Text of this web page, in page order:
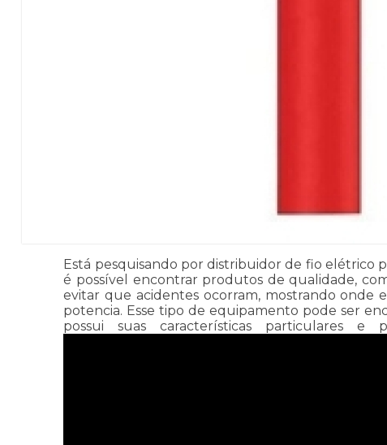
Está pesquisando por distribuidor de fio elétrico
é possível encontrar produtos de qualidade,
evitar que acidentes ocorram, mostrando onde
potencia. Esse tipo de equipamento pode ser
possui suas características particulares e